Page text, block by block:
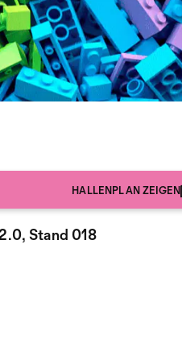
HALLENPLAN ZEIGEN
Stand 018